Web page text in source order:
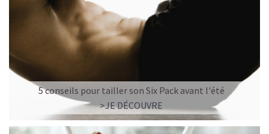
🍫 MOCHA GLACÉ PROTÉINÉ
5 conseils pour tailler son Six Pack avant l'été
>JE DÉCOUVRE